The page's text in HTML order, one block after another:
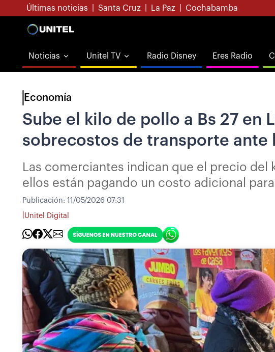
Últimas noticias Santa Cruz La Paz Cochabamba
Noticias Unitel TV Radio Disney Eres Radio
Economía
Sube el kilo de pollo a Bs 27 en
sobrecostos de transporte ante
Las comerciantes indican que el precio
ellos están pagando un costo adicional
Publicación: 11/05/2026 07:31
Unitel Digital